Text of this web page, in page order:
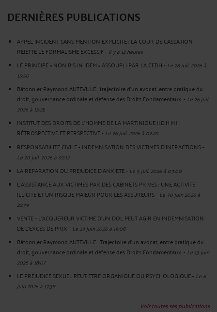
DERNIÈRES PUBLICATIONS
APPEL INCIDENT SANS MENTION EXPLICITE : LA COUR DE CASSATION
REJETTE LE FORMALISME EXCESSIF- Il y a 12 heures
LE PRINCIPE « NON BIS IN IDEM » ASSOUPLI PAR LA CEDH- Le 28 juil. 2026 à
15:50
Bâtonnier Raymond AUTEVILLE : trajectoire d’un avocat, entre pratique du
droit, gouvernance ordinale et défense des Droits Fondamentaux.- Le 26 juil.
2026 à 15:25
INSTITUT DES DROITS DE L'HOMME DE LA MARTINIQUE (I.D.H.M.) :
RÉTROSPECTIVE ET PERSPECTIVE- Le 26 juil. 2026 à 02:20
RESPONSABILITE CIVILE - INDEMNISATION DES VICTIMES D'INFRACTIONS-
Le 20 juil. 2026 à 02:12
LA REPARATION DU PREJUDICE D’ANXIETE- Le 5 juil. 2026 à 03:00
L'ASSISTANCE AUX VICTIMES PAR DES CABINETS PRIVES : UNE ACTIVITE
ILLICITE ET UN RISQUE MAJEUR POUR LES ASSUREURS- Le 30 juin 2026 à
22:39
VENTE - L'ACQUEREUR VICTIME D'UN DOL PEUT AGIR EN INDEMNISATION
DE L'EXCES DE PRIX- Le 24 juin 2026 à 19:08
Bâtonnier Raymond AUTEVILLE : Trajectoire d’un avocat, entre pratique du
droit, gouvernance ordinale et défense des Droits Fondamentaux.- Le 13 juin
2026 à 18:07
LE PREJUDICE SEXUEL PEUT ETRE ORGANIQUE OU PSYCHOLOGIQUE- Le 8
juin 2026 à 17:38
Voir toutes ses publications